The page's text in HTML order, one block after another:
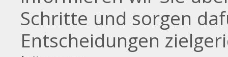
Schritte und sorgen
Entscheidungen